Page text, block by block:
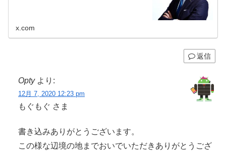
x.com
返信
Opty より:
12月 7, 2020 12:23 pm
もぐもぐ さま
書き込みありがとうございます。
この様な辺境の地までおいでいただきありがとうござ